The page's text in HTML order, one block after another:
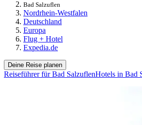
Bad Salzuflen
Nordrhein-Westfalen
Deutschland
Europa
Flug + Hotel
Expedia.de
Deine Reise planen
Reiseführer für Bad SalzuflenHotels in Bad